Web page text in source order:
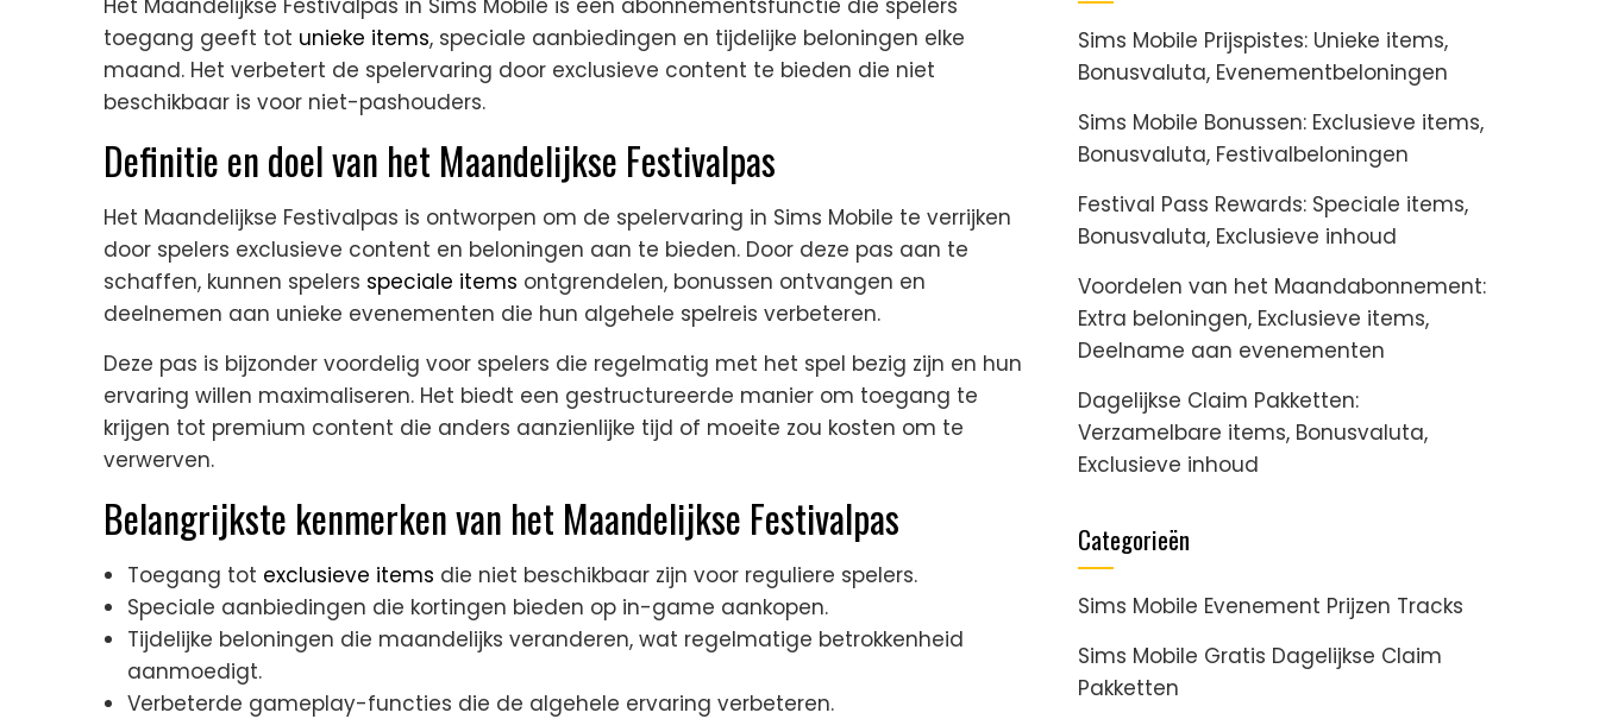
Het Maandelijkse Festivalpas in Sims Mobile is een abonnementsfunctie die spelers
toegang geeft tot unieke items, speciale aanbiedingen en tijdelijke beloningen elke
maand. Het verbetert de spelervaring door exclusieve content te bieden die niet
beschikbaar is voor niet-pashouders.
Definitie en doel van het Maandelijkse Festivalpas
Het Maandelijkse Festivalpas is ontworpen om de spelervaring in Sims Mobile te verrijken
door spelers exclusieve content en beloningen aan te bieden. Door deze pas aan te
schaffen, kunnen spelers speciale items ontgrendelen, bonussen ontvangen en
deelnemen aan unieke evenementen die hun algehele spelreis verbeteren.
Deze pas is bijzonder voordelig voor spelers die regelmatig met het spel bezig zijn en hun
ervaring willen maximaliseren. Het biedt een gestructureerde manier om toegang te
krijgen tot premium content die anders aanzienlijke tijd of moeite zou kosten om te
verwerven.
Belangrijkste kenmerken van het Maandelijkse Festivalpas
Toegang tot exclusieve items die niet beschikbaar zijn voor reguliere spelers.
Speciale aanbiedingen die kortingen bieden op in-game aankopen.
Tijdelijke beloningen die maandelijks veranderen, wat regelmatige betrokkenheid
aanmoedigt.
Verbeterde gameplay-functies die de algehele ervaring verbeteren.
Sims Mobile Prijspistes: Unieke items,
Bonusvaluta, Evenementbeloningen
Sims Mobile Bonussen: Exclusieve items,
Bonusvaluta, Festivalbeloningen
Festival Pass Rewards: Speciale items,
Bonusvaluta, Exclusieve inhoud
Voordelen van het Maandabonnement:
Extra beloningen, Exclusieve items,
Deelname aan evenementen
Dagelijkse Claim Pakketten:
Verzamelbare items, Bonusvaluta,
Exclusieve inhoud
Categorieën
Sims Mobile Evenement Prijzen Tracks
Sims Mobile Gratis Dagelijkse Claim
Pakketten